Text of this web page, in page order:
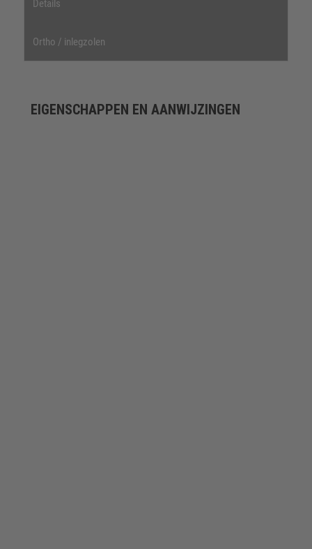
Details
Ortho / inlegzolen
EIGENSCHAPPEN EN AANWIJZINGEN